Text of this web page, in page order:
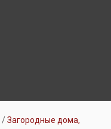
Загородные дома,